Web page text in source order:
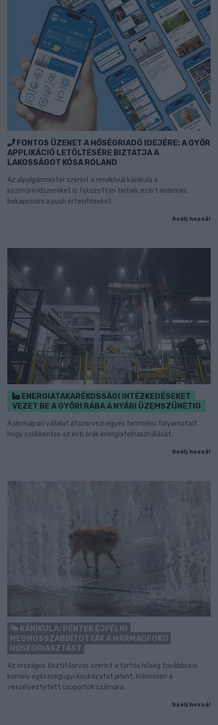
FONTOS ÜZENET A HŐSÉGRIADÓ IDEJÉRE: A GYŐR
APPLIKÁCIÓ LETÖLTÉSÉRE BIZTATJA A
LAKOSSÁGOT KÓSA ROLAND
Az alpolgármester szerint a rendkívüli kánikula a
közműrendszereket is fokozottan terheli, ezért érdemes
bekapcsolni a push értesítéseket.
Szólj hozzá!
ENERGIATAKARÉKOSSÁGI INTÉZKEDÉSEKET
VEZET BE A GYŐRI RÁBA A NYÁRI ÜZEMSZÜNETIG
A járműipari vállalat átszervezi egyes termelési folyamatait,
hogy csökkentse az esti órák energiafelhasználását.
Szólj hozzá!
KÁNIKULA: PÉNTEK ÉJFÉLIG
MEGHOSSZABBÍTOTTÁK A HARMADFOKÚ
HŐSÉGRIASZTÁST
Az országos tisztifőorvos szerint a tartós hőség továbbra is
komoly egészségügyi kockázatot jelent, különösen a
veszélyeztetett csoportok számára.
Szólj hozzá!